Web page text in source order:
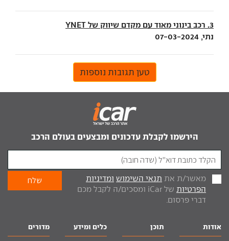
3. רכב בינוני מאוד עם מקדם שיווק של YNET
נתי, 07-03-2024
טען תגובות נוספות
הירשמו לקבלת עדכונים ומבצעים בעולם הרכב
מאשר/ת את תנאי השימוש ומדיניות
הפרטיות
של iCar ומסכים/ה לקבל מכם
דברי פרסום.
אודות תוכן כלים ומידע מדורים